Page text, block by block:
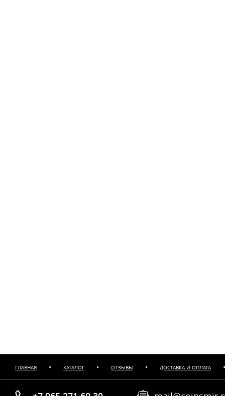
ГЛАВНАЯ • КАТАЛОГ • ОТЗЫВЫ • ДОСТАВКА И ОПЛАТА •